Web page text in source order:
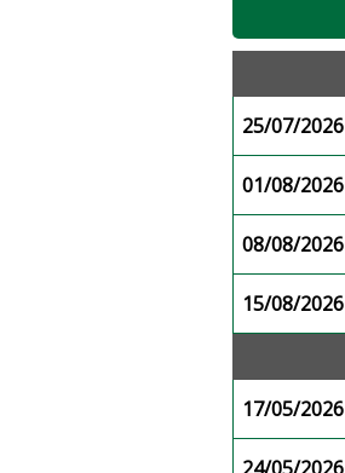
25/07/2026
01/08/2026
08/08/2026
15/08/2026
17/05/2026